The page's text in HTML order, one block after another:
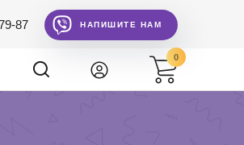
87 НАПИШИТЕ НАМ
0